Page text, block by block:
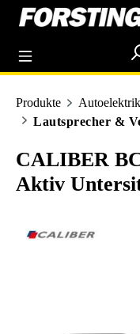
springen
Produkte Autoelektrik
Lautsprecher &
CALIBER
Aktiv